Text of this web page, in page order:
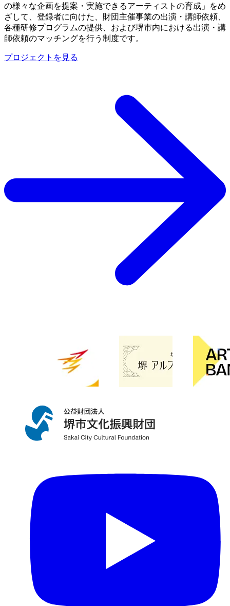
の様々な企画を提案・実施できるアーティストの育成」をめ
ざして、登録者に向けた、財団主催事業の出演・講師依頼、
各種研修プログラムの提供、および堺市内における出演・講
師依頼のマッチングを行う制度です。
プロジェクトを見る